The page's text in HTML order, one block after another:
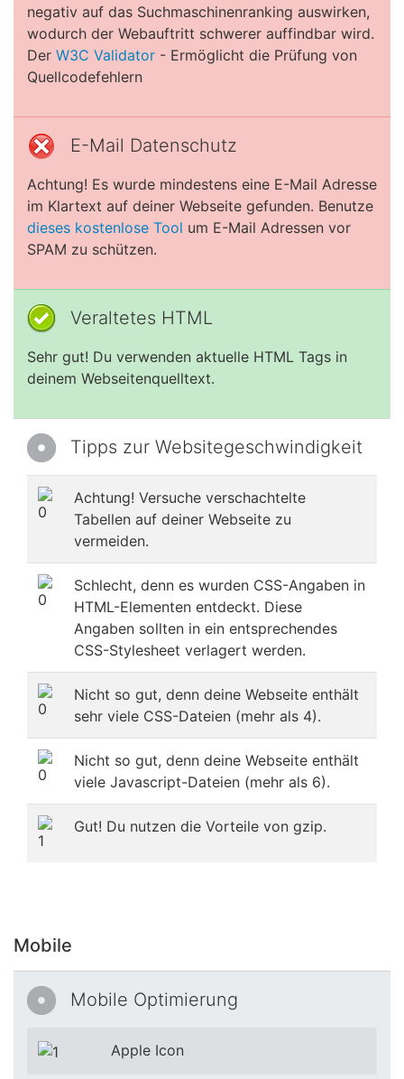
negativ auf das Suchmaschinenranking auswirken,
wodurch der Webauftritt schwerer auffindbar wird.
Der W3C Validator - Ermöglicht die Prüfung von
Quellcodefehlern
E-Mail Datenschutz
Achtung! Es wurde mindestens eine E-Mail Adresse
im Klartext auf deiner Webseite gefunden. Benutze
dieses kostenlose Tool um E-Mail Adressen vor
SPAM zu schützen.
Veraltetes HTML
Sehr gut! Du verwenden aktuelle HTML Tags in
deinem Webseitenquelltext.
Tipps zur Websitegeschwindigkeit
Achtung! Versuche verschachtelte
Tabellen auf deiner Webseite zu
vermeiden.
Schlecht, denn es wurden CSS-Angaben in
HTML-Elementen entdeckt. Diese
Angaben sollten in ein entsprechendes
CSS-Stylesheet verlagert werden.
Nicht so gut, denn deine Webseite enthält
sehr viele CSS-Dateien (mehr als 4).
Nicht so gut, denn deine Webseite enthält
viele Javascript-Dateien (mehr als 6).
Gut! Du nutzen die Vorteile von gzip.
Mobile
Mobile Optimierung
Apple Icon